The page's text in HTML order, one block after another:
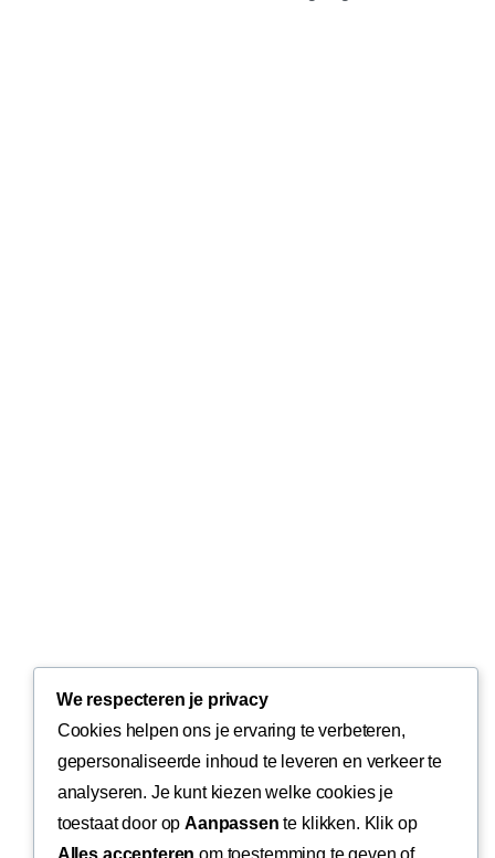
We respecteren je privacy
Cookies helpen ons je ervaring te verbeteren,
gepersonaliseerde inhoud te leveren en verkeer te
analyseren. Je kunt kiezen welke cookies je
toestaat door opAanpassen te klikken. Klik op
Alles accepteren om toestemming te geven of